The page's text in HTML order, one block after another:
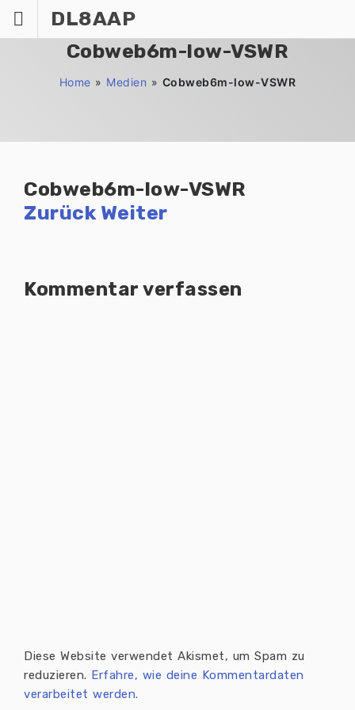
Inhalt
springen
DL8AAP
Cobweb6m-low-VSWR
Home » Medien » Cobweb6m-low-VSWR
Cobweb6m-low-VSWR
Zurück Weiter
Kommentar verfassen
Diese Website verwendet Akismet, um Spam zu
reduzieren. Erfahre, wie deine Kommentardaten
verarbeitet werden.